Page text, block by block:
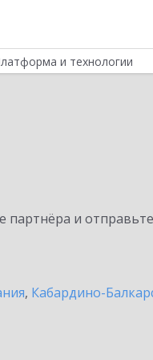
и технологии
и
, Кабардино-